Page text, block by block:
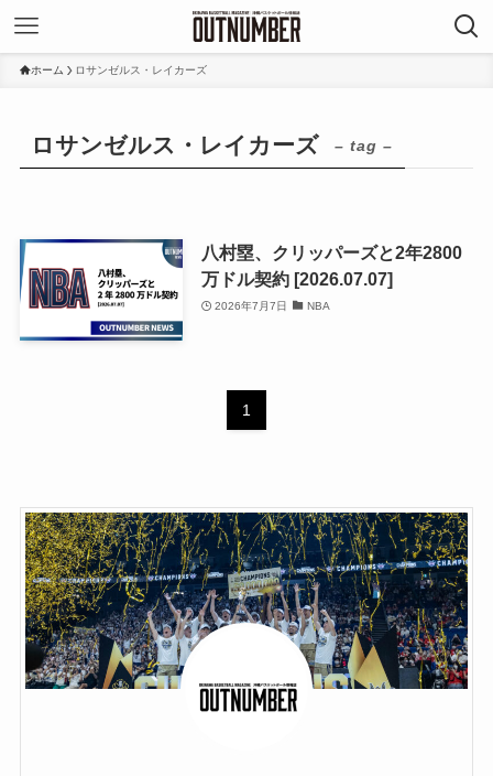
ホーム ロサンゼルス・レイカーズ
ロサンゼルス・レイカーズ – tag –
八村塁、クリッパーズと2年2800
万ドル契約 [2026.07.07]
2026年7月7日 NBA
1